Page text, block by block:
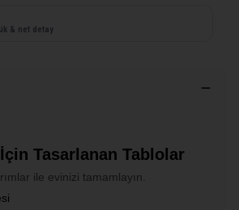
& net detay
İçin Tasarlanan Tablolar
ile evinizi tamamlayın.